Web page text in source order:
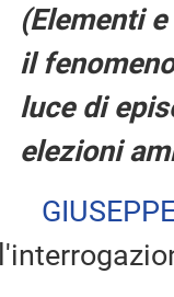
(Elementi
il
luce di
elezioni